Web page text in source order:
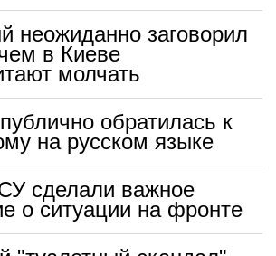
неожиданно заговорил
в Киеве
молчать
обратилась к
на русском языке
сделали важное
о ситуации на фронте